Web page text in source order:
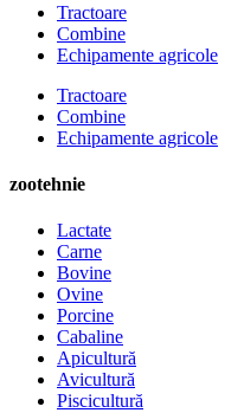
Tractoare
Combine
Echipamente agricole
Tractoare
Combine
Echipamente agricole
zootehnie
Lactate
Carne
Bovine
Ovine
Porcine
Cabaline
Apicultură
Avicultură
Piscicultură